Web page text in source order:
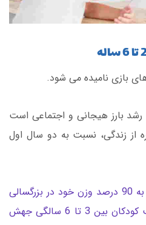
بازی نامیده می شود.
بارز هیجانی و اجتماعی است
از زندگی، نسبت به دو سال اول
رشد مغز بین 2 تا 6 سالگی، به 90 درصد وزن خود در بزرگسالی
می رسد. و نیمکره چپ اغلب کودکان بین 3 تا 6 سالگی جهش